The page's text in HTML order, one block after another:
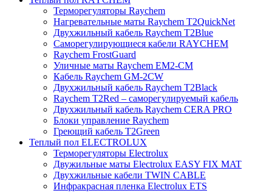
Терморегуляторы Raychem
Нагревательные маты Raychem T2QuickNet
Двухжильный кабель Raychem T2Blue
Саморегулирующиеся кабели RAYCHEM
Raychem FrostGuard
Уличные маты Raychem EM2-CM
Кабель Raychem GM-2CW
Двухжильный кабель Raychem T2Black
Raychem T2Red – саморегулируемый кабель
Двухжильный кабель Raychem CERA PRO
Блоки управление Raychem
Греющий кабель T2Green
Теплый пол ELECTROLUX
Терморегуляторы Electrolux
Двужильные маты Electrolux EASY FIX MAT
Двухжильные кабели TWIN CABLE
Инфракрасная пленка Electrolux ETS